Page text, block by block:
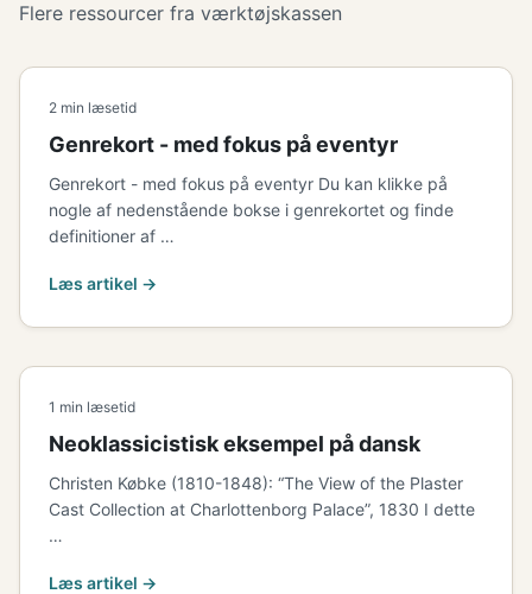
Flere ressourcer fra værktøjskassen
2 min læsetid
Genrekort - med fokus på eventyr
Genrekort - med fokus på eventyr Du kan klikke på
nogle af nedenstående bokse i genrekortet og finde
definitioner af …
Læs artikel →
1 min læsetid
Neoklassicistisk eksempel på dansk
Christen Købke (1810-1848): “The View of the Plaster
Cast Collection at Charlottenborg Palace”, 1830 I dette
…
Læs artikel →